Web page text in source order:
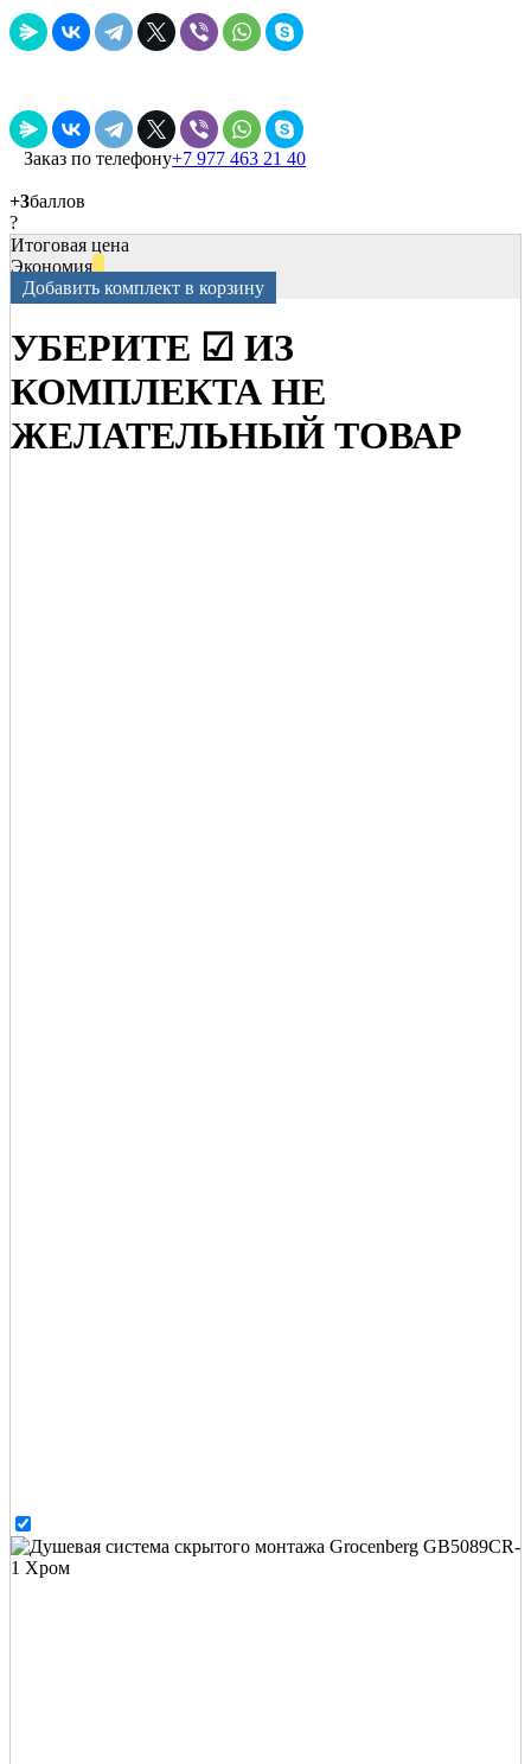
Заказ по телефону+7 977 463 21 40
+3баллов
?
Итоговая цена
Экономия
Добавить комплект в корзину
УБЕРИТЕ ☑ ИЗ
КОМПЛЕКТА НЕ
ЖЕЛАТЕЛЬНЫЙ ТОВАР